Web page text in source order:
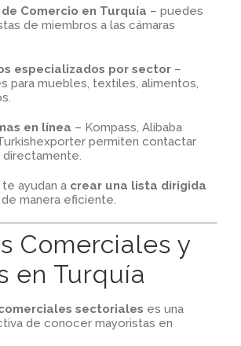
Comercio en Turquía – puedes
de miembros a las cámaras
especializados por sector–
para muebles, textiles, alimentos,
en línea – Kompass, Alibaba
permiten contactar
directamente.
ayudan a crear una lista dirigida
de manera eficiente.
Comerciales y
en Turquía
sectoriales es una
de conocer mayoristas en